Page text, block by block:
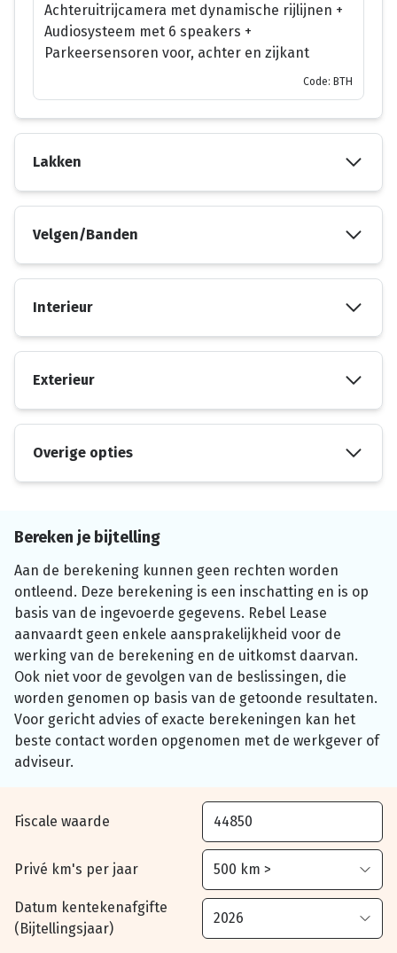
Achteruitrijcamera met dynamische rijlijnen +
Audiosysteem met 6 speakers +
Parkeersensoren voor, achter en zijkant
Code: BTH
Lakken
Velgen/Banden
Interieur
Exterieur
Overige opties
Bereken je bijtelling
Aan de berekening kunnen geen rechten worden
ontleend. Deze berekening is een inschatting en is op
basis van de ingevoerde gegevens. Rebel Lease
aanvaardt geen enkele aansprakelijkheid voor de
werking van de berekening en de uitkomst daarvan.
Ook niet voor de gevolgen van de beslissingen, die
worden genomen op basis van de getoonde resultaten.
Voor gericht advies of exacte berekeningen kan het
beste contact worden opgenomen met de werkgever of
adviseur.
Fiscale waarde
Privé km's per jaar
Datum kentekenafgifte
(Bijtellingsjaar)